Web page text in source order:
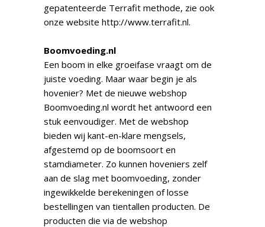
gepatenteerde Terrafit methode, zie ook
onze website http://www.terrafit.nl.
Boomvoeding.nl
Een boom in elke groeifase vraagt om de
juiste voeding. Maar waar begin je als
hovenier? Met de nieuwe webshop
Boomvoeding.nl wordt het antwoord een
stuk eenvoudiger. Met de webshop
bieden wij kant-en-klare mengsels,
afgestemd op de boomsoort en
stamdiameter. Zo kunnen hoveniers zelf
aan de slag met boomvoeding, zonder
ingewikkelde berekeningen of losse
bestellingen van tientallen producten. De
producten die via de webshop